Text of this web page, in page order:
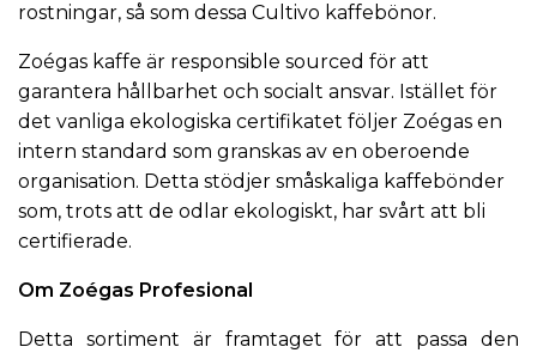
rostningar, så som dessa Cultivo kaffebönor.
Zoégas kaffe är responsible sourced för att
garantera hållbarhet och socialt ansvar. Istället för
det vanliga ekologiska certifikatet följer Zoégas en
intern standard som granskas av en oberoende
organisation. Detta stödjer småskaliga kaffebönder
som, trots att de odlar ekologiskt, har svårt att bli
certifierade.
Om Zoégas Profesional
Detta sortiment är framtaget för att passa den